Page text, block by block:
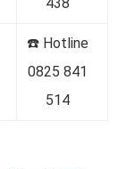
☎️ Hotline
0825 841
514